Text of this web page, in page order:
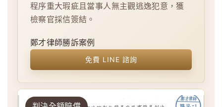
程序重大瑕疵且當事人無主觀逃逸犯意，獲
檢察官採信簽結。
鄭才律師勝訴案例
免費 LINE 諮詢